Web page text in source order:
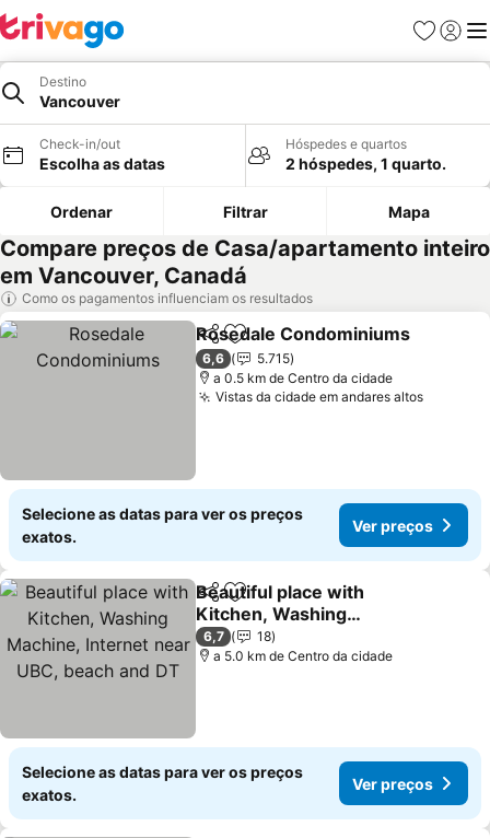
Favoritos
Iniciar
Destino
Vancouver
Check-in/out
Escolha as datas
Hóspedes e quartos
2 hóspedes, 1 quarto.
Ordenar Filtrar Mapa
Compare preços de Casa/apartamento inteiro
em Vancouver, Canadá
Como os pagamentos influenciam os resultados
PartilharAdicionar aos favoritos
Rosedale Condominiums
6,6
5.715
a 0.5 km de Centro da cidade
Vistas da cidade em andares altosVer
Selecione as datas para ver os preços
exatos.
Ver preços
PartilharAdicionar aos favoritos
Beautiful place with
Kitchen, Washing
Machine, Internet near
UBC, beach and DT
Ver preços
6,7
18
a 5.0 km de Centro da cidade
Selecione as datas para ver os preços
exatos.
Ver preços